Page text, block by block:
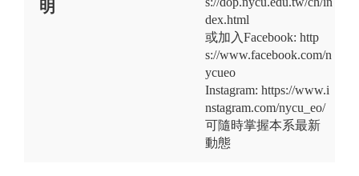
明
dex.html
或加入Facebook: http
s://www.facebook.com/n
ycueo
Instagram: https://www.i
nstagram.com/nycu_eo/
可隨時掌握本系最新
動態